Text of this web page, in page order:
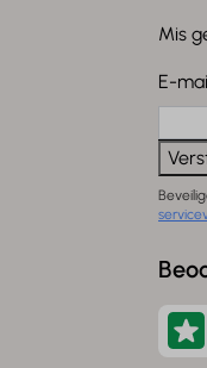
Mis
E-